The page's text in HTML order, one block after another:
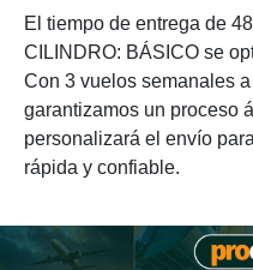
El tiempo de entrega de
CILINDRO: BÁSICO se
Con 3 vuelos semanales
garantizamos un proceso
personalizará el envío
rápida y confiable.